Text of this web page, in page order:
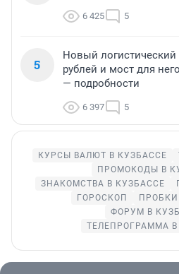
6 425 5
5
Новый
рублей и мост для
— подробности
6 397 5
КУРСЫ ВАЛЮТ В КУЗБАССЕ
ПРОМОКОДЫ В
ЗНАКОМСТВА В КУЗБАССЕ
ГОРОСКОП
ФОРУМ В
ТЕЛЕПРОГРАММА